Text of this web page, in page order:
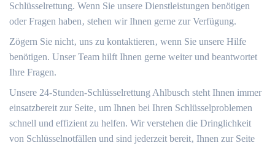
Schlüsselrettung. Wenn Sie unsere Dienstleistungen benötigen
oder Fragen haben‚ stehen wir Ihnen gerne zur Verfügung.​
Zögern Sie nicht‚ uns zu kontaktieren‚ wenn Sie unsere Hilfe
benötigen.​ Unser Team hilft Ihnen gerne weiter und beantwortet
Ihre Fragen.​
Unsere 24-Stunden-Schlüsselrettung Ahlbusch steht Ihnen immer
einsatzbereit zur Seite‚ um Ihnen bei Ihren Schlüsselproblemen
schnell und effizient zu helfen.​ Wir verstehen die Dringlichkeit
von Schlüsselnotfällen und sind jederzeit bereit‚ Ihnen zur Seite